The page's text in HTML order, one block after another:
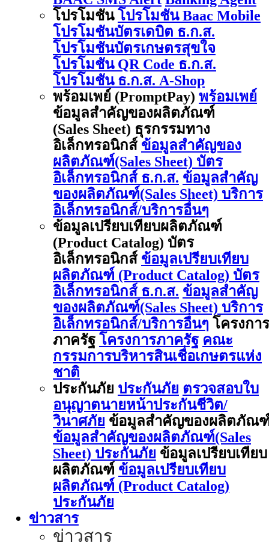
โปรโมชัน โปรโมชัน Baac Mobile
โปรโมชันบัตรเดบิต ธ.ก.ส.
โปรโมชันบัตรเกษตรสุขใจ
โปรโมชัน QR Code ธ.ก.ส.
โปรโมชัน ธ.ก.ส. A-Shop
พร้อมเพย์ (PromptPay) พร้อมเพย์
ข้อมูลสำคัญของผลิตภัณฑ์
(Sales Sheet) ธุรกรรมทาง
อิเล็กทรอนิกส์ ข้อมูลสำคัญของ
ผลิตภัณฑ์(Sales Sheet) บัตร
อิเล็กทรอนิกส์ ธ.ก.ส. ข้อมูลสำคัญ
ของผลิตภัณฑ์(Sales Sheet) บริการ
อิเล็กทรอนิกส์/บริการอื่นๆ
ข้อมูลเปรียบเทียบผลิตภัณฑ์
(Product Catalog) บัตร
อิเล็กทรอนิกส์ ข้อมูลเปรียบเทียบ
ผลิตภัณฑ์ (Product Catalog) บัตร
อิเล็กทรอนิกส์ ธ.ก.ส. ข้อมูลสำคัญ
ของผลิตภัณฑ์(Sales Sheet) บริการ
อิเล็กทรอนิกส์/บริการอื่นๆ โครงการ
ภาครัฐ โครงการภาครัฐ คณะ
กรรมการบริหารสินเชื่อเกษตรแห่ง
ชาติ
ประกันภัย ประกันภัย ตรวจสอบใบ
อนุญาตนายหน้าประกันชีวิต/
วินาศภัย ข้อมูลสำคัญของผลิตภัณ
ข้อมูลสำคัญของผลิตภัณฑ์(Sales
Sheet) ประกันภัย ข้อมูลเปรียบเทียบ
ผลิตภัณฑ์ ข้อมูลเปรียบเทียบ
ผลิตภัณฑ์ (Product Catalog)
ประกันภัย
ข่าวสาร
ข่าวสาร